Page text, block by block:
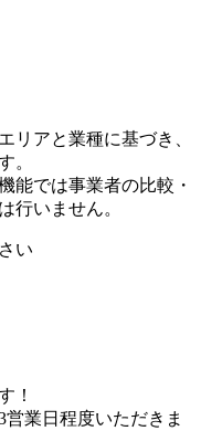
リアと業種に基づき、
。
能では事業者の比較・
行いません。
い
！
業日程度いただきま